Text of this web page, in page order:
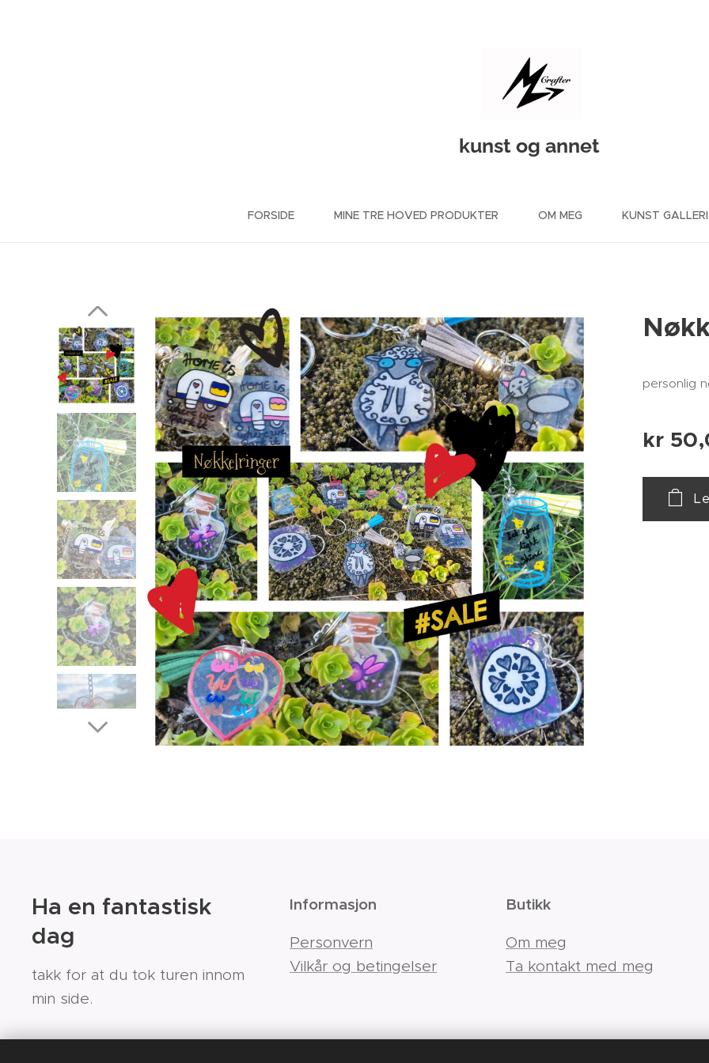
kunst og annet
FORSIDE MINE TRE HOVED PRODUKTER OM MEG KUNST GALLERI
personlig
kr
Ha en fantastisk
dag
takk for at du tok turen innom
min side.
Informasjon
Personvern
Vilkår og betingelser
Butikk
Om meg
Ta kontakt med meg